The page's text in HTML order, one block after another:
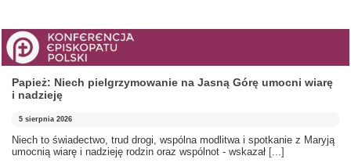
Papież: Niech pielgrzymowanie na Jasną Górę umocni wiarę
i nadzieję
5 sierpnia 2026
Niech to świadectwo, trud drogi, wspólna modlitwa i spotkanie z Maryją
umocnią wiarę i nadzieję rodzin oraz wspólnot - wskazał [...]